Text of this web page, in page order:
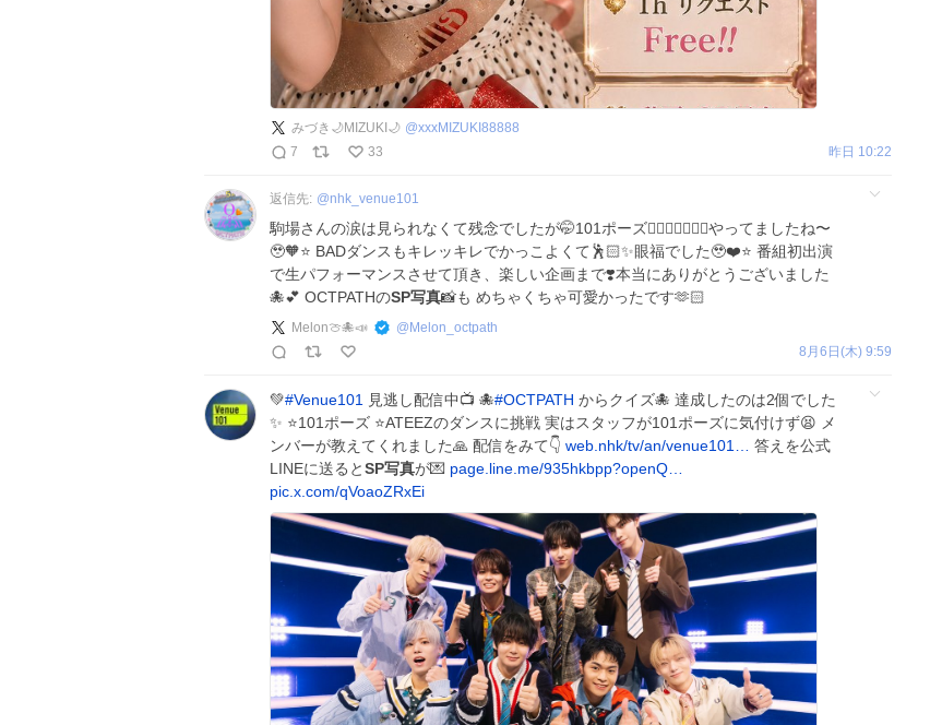
みづき🌙MIZUKI🌙 @xxxMIZUKI88888
7
33 昨日 10:22
返信先: @nhk_venue101
駒場さんの涙は見られなくて残念でしたが🤭101ポーズ☝🏻👌🏻☝🏻🌰やってましたね〜
🥹🧡⭐️ BADダンスもキレッキレでかっこよくて🕺🏻✨眼福でした🥹❤️⭐️ 番組初出演
で生パフォーマンスさせて頂き、楽しい企画まで❣️本当にありがとうございました
🐙💕 OCTPATHのSP写真📸も めちゃくちゃ可愛かったです🫶🏻
Melon🍈🐙📣 @ Melon_octpath
8月6日(木) 9:59
💚#Venue101 見逃し配信中📺 🐙#OCTPATH からクイズ🐙 達成したのは2個でした
✨ ⭐️101ポーズ ⭐️ATEEZのダンスに挑戦 実はスタッフが101ポーズに気付けず😫 メ
ンバーが教えてくれました🙏 配信をみて👇️ web.nhk/tv/an/venue101…
答えを公式
LINEに送るとSP写真が💌 page.line.me/935hkbpp?openQ…
pic.x.com/qVoaoZRxEi